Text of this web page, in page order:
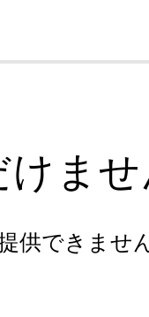
ませ
供できません